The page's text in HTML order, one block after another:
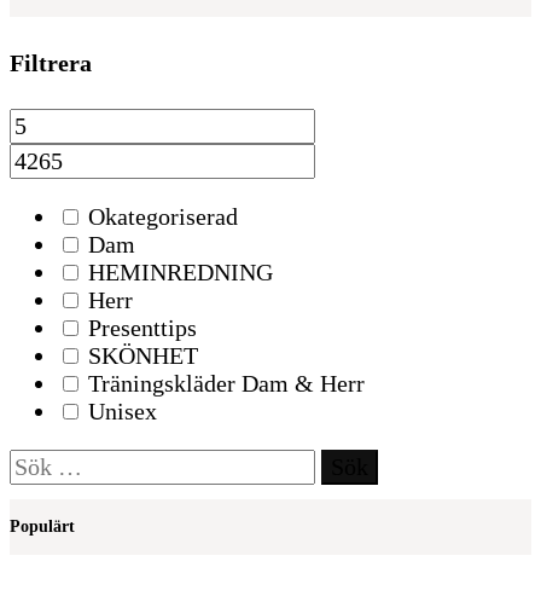
Filtrera
Okategoriserad
Dam
HEMINREDNING
Herr
Presenttips
SKÖNHET
Träningskläder Dam & Herr
Unisex
Sök
efter:
Populärt